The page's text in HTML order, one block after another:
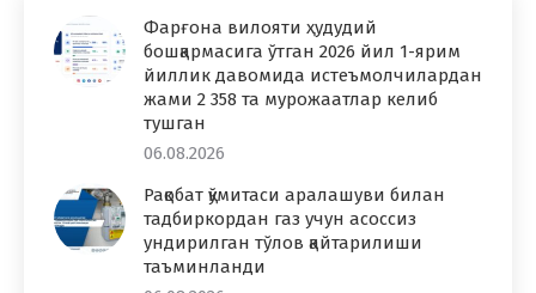
Фарғона вилояти ҳудудий
бошқармасига ўтган 2026 йил 1-ярим
йиллик давомида истеъмолчилардан
жами 2 358 та мурожаатлар келиб
тушган
06.08.2026
Рақобат қўмитаси аралашуви билан
тадбиркордан газ учун асоссиз
ундирилган тўлов қайтарилиши
таъминланди